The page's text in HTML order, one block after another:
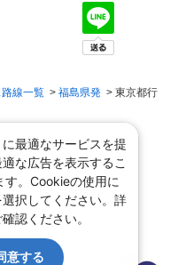
線一覧 > 福島県発 > 東京都行
最適なサービスを提
な広告を表示するこ
す。Cookieの使用に
択してください。詳
認ください。
意する